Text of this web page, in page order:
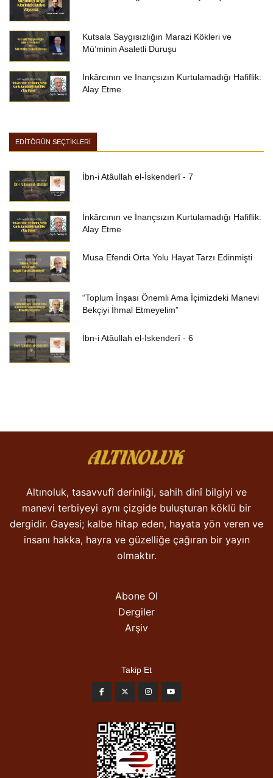
Kutsala Saygısızlığın Marazi Kökleri ve
Mü’minin Asaletli Duruşu
İnkârcının ve İnançsızın Kurtulamadığı Hafiflik:
Alay Etme
EDİTÖRÜN SEÇTİKLERİ
İbn-i Atâullah el-İskenderî - 7
İnkârcının ve İnançsızın Kurtulamadığı Hafiflik:
Alay Etme
Musa Efendi Orta Yolu Hayat Tarzı Edinmişti
“Toplum İnşası Önemli Ama İçimizdeki Manevi
Bekçiyi İhmal Etmeyelim”
İbn-i Atâullah el-İskenderî - 6
Altınoluk, tasavvufî derinliği, sahih dinî bilgiyi ve
manevi terbiyeyi aynı çizgide buluşturan köklü bir
dergidir. Gayesi; kalbe hitap eden, hayata yön veren ve
insanı hakka, hayra ve güzelliğe çağıran bir yayın
olmaktır.
Abone Ol
Dergiler
Arşiv
Takip Et